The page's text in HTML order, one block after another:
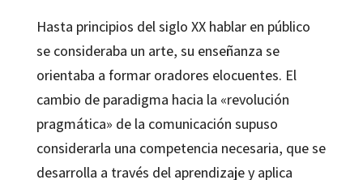
Hasta principios del siglo XX hablar en público
se consideraba un arte, su enseñanza se
orientaba a formar oradores elocuentes. El
cambio de paradigma hacia la «revolución
pragmática» de la comunicación supuso
considerarla una competencia necesaria, que se
desarrolla a través del aprendizaje y aplica